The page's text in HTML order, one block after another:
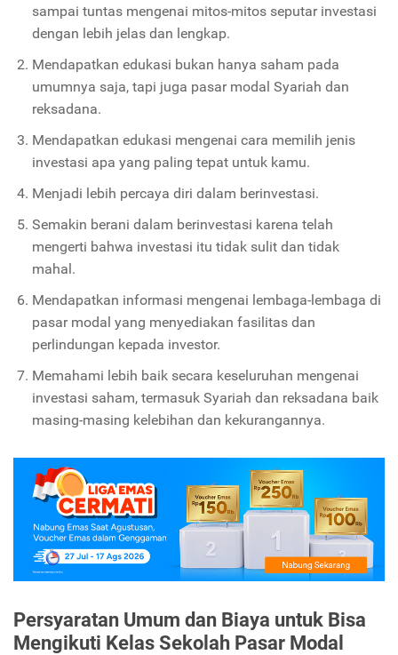
sampai tuntas mengenai mitos-mitos seputar investasi
dengan lebih jelas dan lengkap.
Mendapatkan edukasi bukan hanya saham pada
umumnya saja, tapi juga pasar modal Syariah dan
reksadana.
Mendapatkan edukasi mengenai cara memilih jenis
investasi apa yang paling tepat untuk kamu.
Menjadi lebih percaya diri dalam berinvestasi.
Semakin berani dalam berinvestasi karena telah
mengerti bahwa investasi itu tidak sulit dan tidak
mahal.
Mendapatkan informasi mengenai lembaga-lembaga di
pasar modal yang menyediakan fasilitas dan
perlindungan kepada investor.
Memahami lebih baik secara keseluruhan mengenai
investasi saham, termasuk Syariah dan reksadana baik
masing-masing kelebihan dan kekurangannya.
Persyaratan Umum dan Biaya untuk Bisa
Mengikuti Kelas Sekolah Pasar Modal